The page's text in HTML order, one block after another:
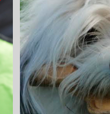
LIDT